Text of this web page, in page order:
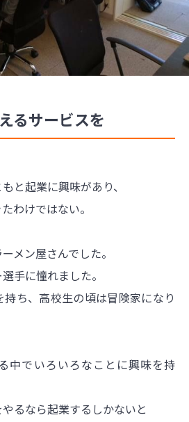
るサービスを
と起業に興味があり、
わけではない。
メン屋さんでした。
手に憧れました。
ち、高校生の頃は冒険家になり
中でいろいろなことに興味を持
るなら起業するしかないと